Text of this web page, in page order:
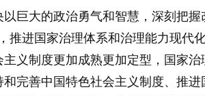
巨大的政治勇气和智慧，深刻把握
进国家治理体系和治理能力现代
义制度更加成熟更加定型，国家治
完善中国特色社会主义制度、推